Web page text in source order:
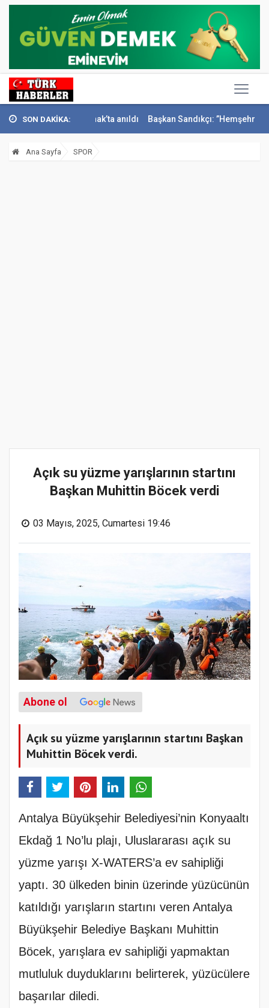
SON DAKİKA:
Sivri Konak’ta anıldı Başkan Sandıkçı: ”Hemşehrilerimizle
Ana Sayfa SPOR
Açık su yüzme yarışlarının startını
Başkan Muhittin Böcek verdi
03 Mayıs, 2025, Cumartesi 19:46
Abone ol
Açık su yüzme yarışlarının startını Başkan
Muhittin Böcek verdi.
Antalya Büyükşehir Belediyesi’nin Konyaaltı
Ekdağ 1 No’lu plajı, Uluslararası açık su
yüzme yarışı X-WATERS’a ev sahipliği
yaptı. 30 ülkeden binin üzerinde yüzücünün
katıldığı yarışların startını veren Antalya
Büyükşehir Belediye Başkanı Muhittin
Böcek, yarışlara ev sahipliği yapmaktan
mutluluk duyduklarını belirterek, yüzücülere
başarılar diledi.